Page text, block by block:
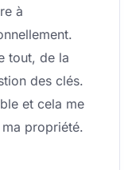
à
tout, de la
des clés.
et cela me
propriété.